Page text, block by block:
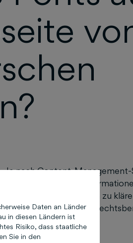
Je nach Content-
zu verhindern, dass
, um Einzelheiten zu
dass wir keine
Daten an Länder
in diesen Ländern ist
Risiko, dass staatliche
Sie in den